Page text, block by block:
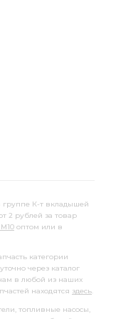
группе К-т вкладышей
2 рублей за товар
оптом или в
категории
через каталог
в любой из наших
находятся здесь.
топливные насосы,